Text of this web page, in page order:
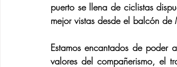
puerto se llena de ciclistas
mejor vistas desde el balcón de
Estamos encantados de poder
valores del compañerismo, el